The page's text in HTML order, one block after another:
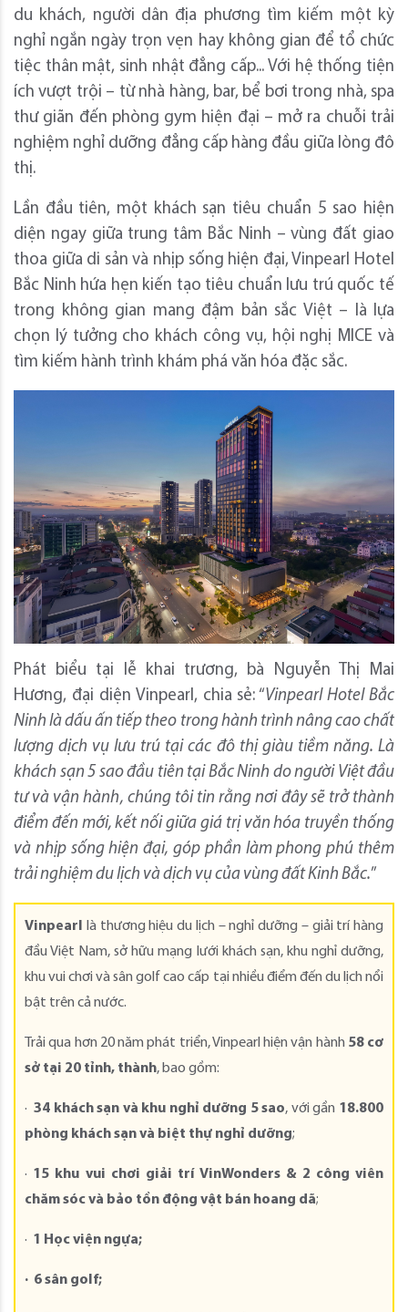
du khách, người dân địa phương tìm kiếm một kỳ
nghỉ ngắn ngày trọn vẹn hay không gian để tổ chức
tiệc thân mật, sinh nhật đẳng cấp... Với hệ thống tiện
ích vượt trội – từ nhà hàng, bar, bể bơi trong nhà, spa
thư giãn đến phòng gym hiện đại – mở ra chuỗi trải
nghiệm nghỉ dưỡng đẳng cấp hàng đầu giữa lòng đô
thị.
Lần đầu tiên, một khách sạn tiêu chuẩn 5 sao hiện
diện ngay giữa trung tâm Bắc Ninh – vùng đất giao
thoa giữa di sản và nhịp sống hiện đại, Vinpearl Hotel
Bắc Ninh hứa hẹn kiến tạo tiêu chuẩn lưu trú quốc tế
trong không gian mang đậm bản sắc Việt – là lựa
chọn lý tưởng cho khách công vụ, hội nghị MICE và
tìm kiếm hành trình khám phá văn hóa đặc sắc.
Phát biểu tại lễ khai trương, bà Nguyễn Thị Mai
Hương, đại diện Vinpearl, chia sẻ: “Vinpearl Hotel Bắc
Ninh là dấu ấn tiếp theo trong hành trình nâng cao chất
lượng dịch vụ lưu trú tại các đô thị giàu tiềm năng. Là
khách sạn 5 sao đầu tiên tại Bắc Ninh do người Việt đầu
tư và vận hành, chúng tôi tin rằng nơi đây sẽ trở thành
điểm đến mới, kết nối giữa giá trị văn hóa truyền thống
và nhịp sống hiện đại, góp phần làm phong phú thêm
trải nghiệm du lịch và dịch vụ của vùng đất Kinh Bắc.”
Vinpearl là thương hiệu du lịch – nghỉ dưỡng – giải trí hàng
đầu Việt Nam, sở hữu mạng lưới khách sạn, khu nghỉ dưỡng,
khu vui chơi và sân golf cao cấp tại nhiều điểm đến du lịch nổi
bật trên cả nước.
Trải qua hơn 20 năm phát triển, Vinpearl hiện vận hành 58cơ
sở tại 20 tỉnh, thành, bao gồm:
·34 khách sạn và khu nghỉ dưỡng 5 sao, với gần 18.800
phòng khách sạn và biệt thự nghỉ dưỡng;
· 15 khu vui chơi giải trí VinWonders & 2 công viên
chăm sóc và bảo tồn động vật bán hoang dã;
· 1 Học viện ngựa;
· 6 sân golf;